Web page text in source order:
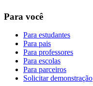
Para você
Para estudantes
Para pais
Para professores
Para escolas
Para parceiros
Solicitar demonstração